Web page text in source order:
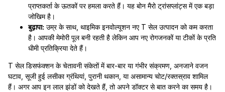
प्राप्तकर्ता के ऊतकों पर हमला करते हैं। यह बोन मैरो ट्रांसप्लांट्स में एक बड़ा
जोखिम है।
बुढ़ापा: उम्र के साथ, थाइमिक इनवोल्यूशन नए T सेल उत्पादन को कम करता
है। आपकी मेमोरी पूल बनी रहती है लेकिन आप नए रोगजनकों या टीकों के प्रति
धीमी प्रतिक्रिया देते हैं।
T सेल डिसफंक्शन के चेतावनी संकेतों में बार-बार या गंभीर संक्रमण, अनजाने वजन
घटाव, सूजी हुई लसीका ग्रंथियां, पुरानी थकान, या असामान्य चोट/रक्तस्राव शामिल
हैं। अगर आप इन लाल झंडों को देखते हैं, तो अपने डॉक्टर से बात करने का समय है।